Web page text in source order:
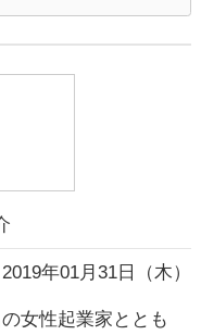
2019年01月31日（木）
女性起業家ととも